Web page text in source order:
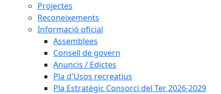
Projectes
Reconeixements
Informació oficial
Assemblees
Consell de govern
Anuncis / Edictes
Pla d'Usos recreatius
Pla Estratègic Consorci del Ter 2026-2029